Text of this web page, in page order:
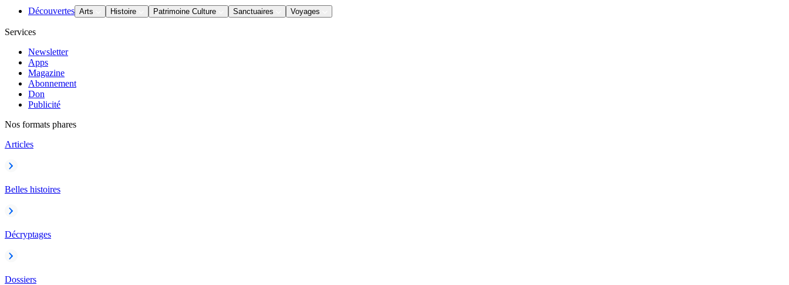
Découvertes Arts Histoire Patrimoine Culture Sanctuaires Voyages
Services
Newsletter
Apps
Magazine
Abonnement
Don
Publicité
Nos formats phares
Articles
Belles histoires
Décryptages
Dossiers